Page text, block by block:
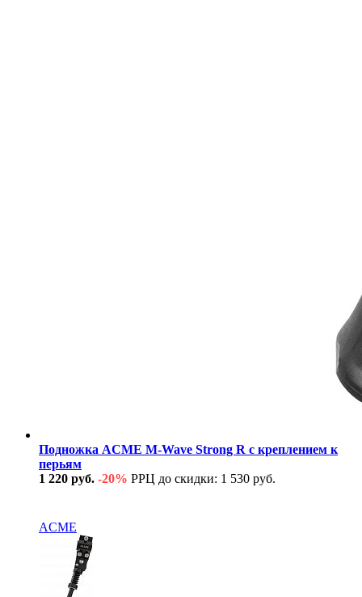
Подножка ACME M-Wave Strong R с креплением к
перьям
1 220 руб. -20% РРЦ до скидки: 1 530 руб.
ACME